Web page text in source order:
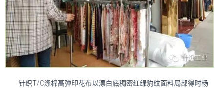
针织T/C涤棉高弹印花布以漂白底稠密红绿豹纹面料局部得时畅